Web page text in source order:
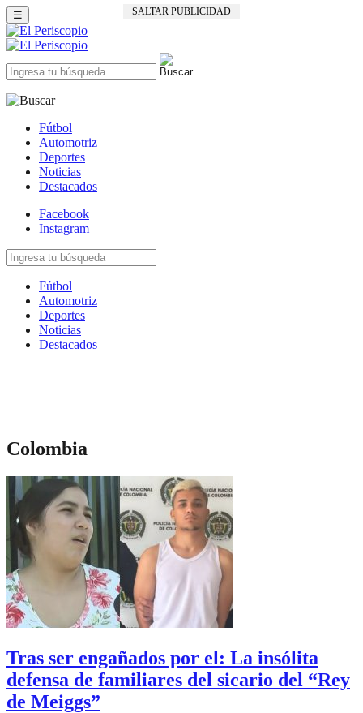
SALTAR PUBLICIDAD
☰
Fútbol
Automotriz
Deportes
Noticias
Destacados
Facebook
Instagram
Fútbol
Automotriz
Deportes
Noticias
Destacados
Colombia
Tras ser engañados por el: La insólita
defensa de familiares del sicario del “Rey
de Meiggs”